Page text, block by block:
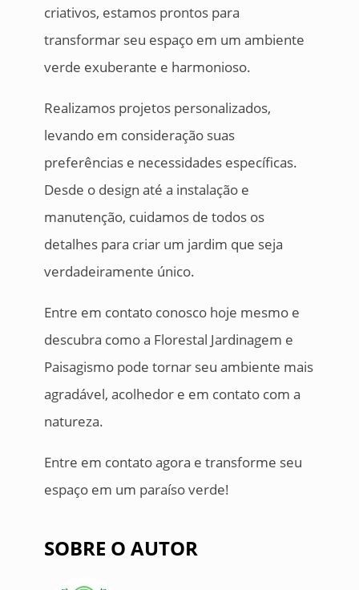
criativos, estamos prontos para
transformar seu espaço em um ambiente
verde exuberante e harmonioso.
Realizamos projetos personalizados,
levando em consideração suas
preferências e necessidades específicas.
Desde o design até a instalação e
manutenção, cuidamos de todos os
detalhes para criar um jardim que seja
verdadeiramente único.
Entre em contato conosco hoje mesmo e
descubra como a Florestal Jardinagem e
Paisagismo pode tornar seu ambiente mais
agradável, acolhedor e em contato com a
natureza.
Entre em contato agora e transforme seu
espaço em um paraíso verde!
SOBRE O AUTOR